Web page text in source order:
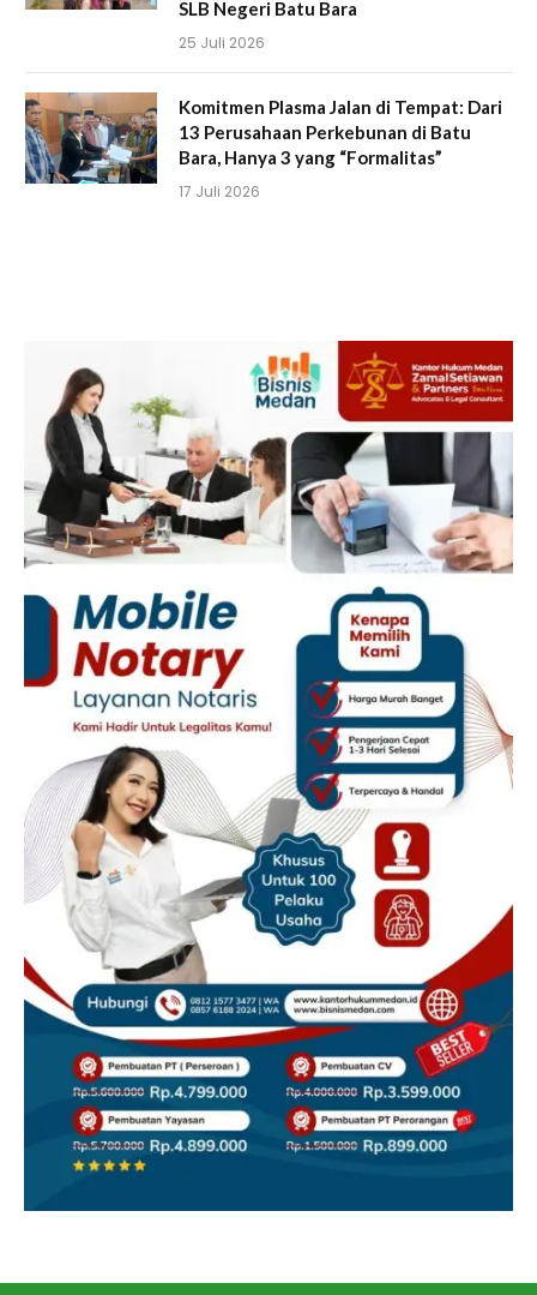
SLB Negeri Batu Bara
25 Juli 2026
Komitmen Plasma Jalan di Tempat: Dari
13 Perusahaan Perkebunan di Batu
Bara, Hanya 3 yang “Formalitas”
17 Juli 2026